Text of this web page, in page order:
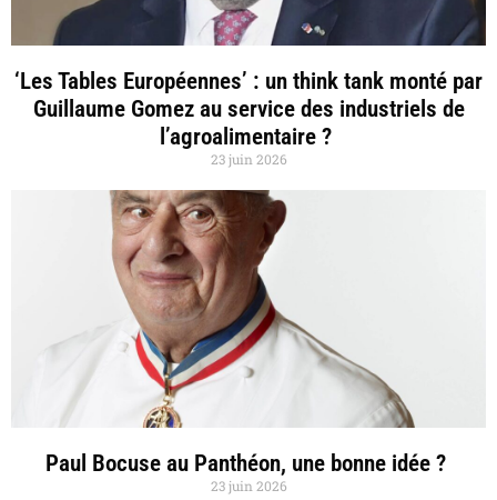
‘Les Tables Européennes’ : un think tank monté par
Guillaume Gomez au service des industriels de
l’agroalimentaire ?
23 juin 2026
Paul Bocuse au Panthéon, une bonne idée ?
23 juin 2026